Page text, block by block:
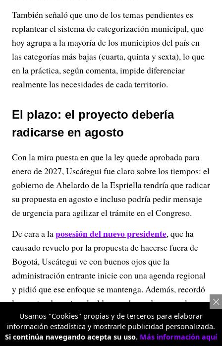
También señaló que uno de los temas pendientes es
replantear el sistema de categorización municipal, que
hoy agrupa a la mayoría de los municipios del país en
las categorías más bajas (cuarta, quinta y sexta), lo que
en la práctica, según comenta, impide diferenciar
realmente las necesidades de cada territorio.
El plazo: el proyecto debería
radicarse en agosto
Con la mira puesta en que la ley quede aprobada para
enero de 2027, Uscátegui fue claro sobre los tiempos: el
gobierno de Abelardo de la Espriella tendría que radicar
su propuesta en agosto e incluso podría pedir mensaje
de urgencia para agilizar el trámite en el Congreso.
De cara a laposesión del nuevo presidente, que ha
causado revuelo por la propuesta de hacerse fuera de
Bogotá, Uscátegui ve con buenos ojos que la
administración entrante inicie con una agenda regional
y pidió que ese enfoque se mantenga. Además, recordó
las quejas de varios alcaldes y gobernadores que le
afirmaron haber sido “plantados” en reuniones con el
gobierno saliente, y pidió que ese tipo de episodios no
Usamos "Cookies" propias y de terceros para elaborar
información estadística y mostrarle publicidad personalizada.
Si continúa navegando acepta su uso. Más información aquí